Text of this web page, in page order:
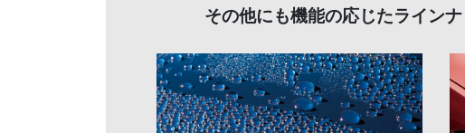
その他にも機能の応じたライン